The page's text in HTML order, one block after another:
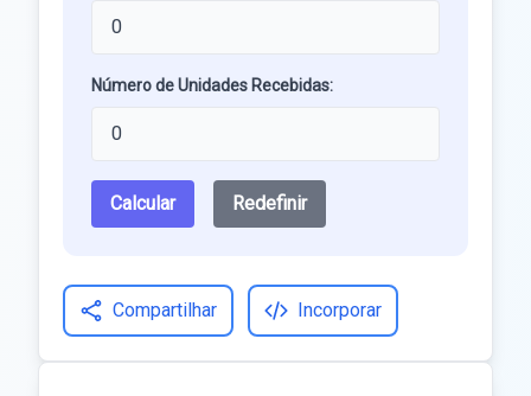
Número de Unidades Recebidas:
Calcular Redefinir
Compartilhar Incorporar